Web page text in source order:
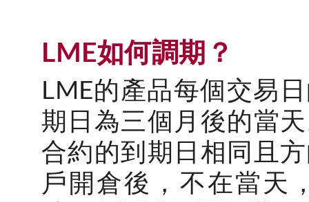
LME如何調期？
LME的產品每個交易
期日為三個月後的當
合約的到期日相同且
戶開倉後，不在當天